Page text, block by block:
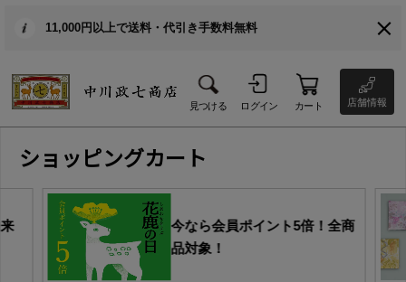
11,000円以上で送料・代引き手数料無料
見つける ログイン カート 店舗情報
ショッピングカート
今なら会員ポイント5倍！全商
品対象！